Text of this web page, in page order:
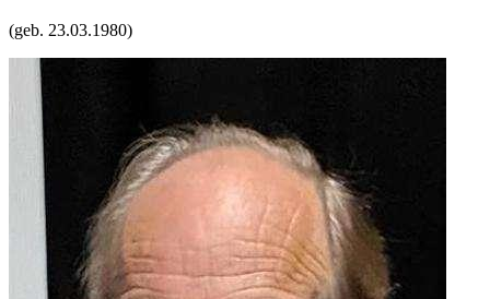
(geb. 23.03.1980)